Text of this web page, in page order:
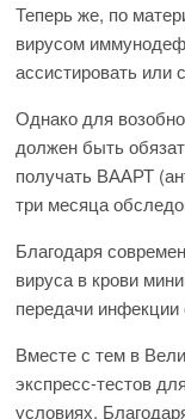
Теперь же, по
вирусом
ассистировать или
Однако для
должен быть
получать ВААРТ
три месяца
Благодаря
вируса в крови
передачи
Вместе с тем в
экспресс-тестов
условиях.